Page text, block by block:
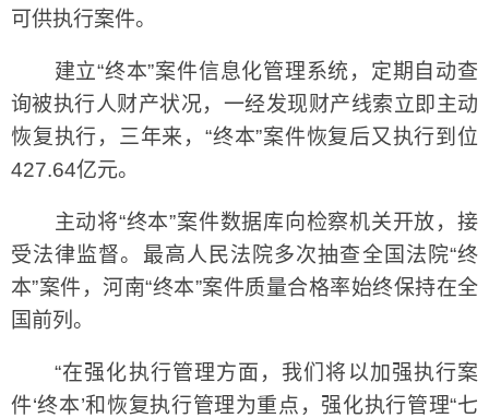
可供执行案件。
建立“终本”案件信息化管理系统，定期自动查
询被执行人财产状况，一经发现财产线索立即主动
恢复执行，三年来，“终本”案件恢复后又执行到位
427.64亿元。
主动将“终本”案件数据库向检察机关开放，接
受法律监督。最高人民法院多次抽查全国法院“终
本”案件，河南“终本”案件质量合格率始终保持在全
国前列。
“在强化执行管理方面，我们将以加强执行案
件‘终本’和恢复执行管理为重点，强化执行管理“七